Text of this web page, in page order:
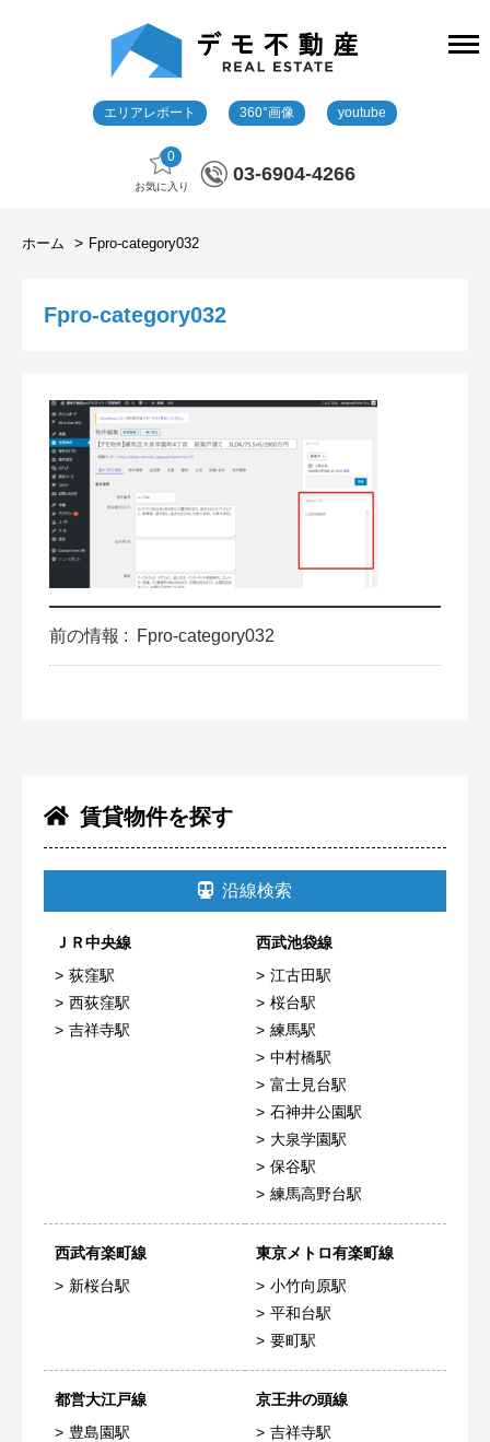
エリアレポート 360°画像 youtube
0
お気に入り
03-6904-4266
ホーム Fpro-category032
賃貸物件を探す
沿線検索
ＪＲ中央線
荻窪駅
西荻窪駅
吉祥寺駅
西武池袋線
江古田駅
桜台駅
練馬駅
中村橋駅
富士見台駅
石神井公園駅
大泉学園駅
保谷駅
練馬高野台駅
西武有楽町線
新桜台駅
東京メトロ有楽町線
小竹向原駅
平和台駅
要町駅
都営大江戸線
豊島園駅
京王井の頭線
吉祥寺駅
Fpro-category032
前の情報 : Fpro-category032